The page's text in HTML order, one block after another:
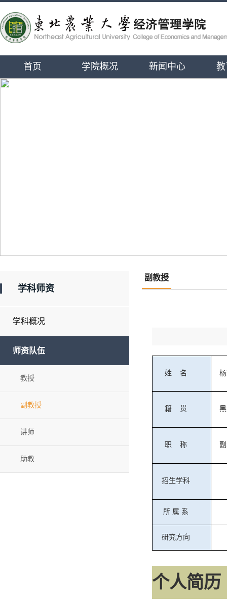
首页 学院概况 新闻中心
学科师资
学科概况
师资队伍
教授
副教授
讲师
助教
副教授
姓 名
籍 贯
职 称
招生学科
所 属 系
研究方向
个人简历